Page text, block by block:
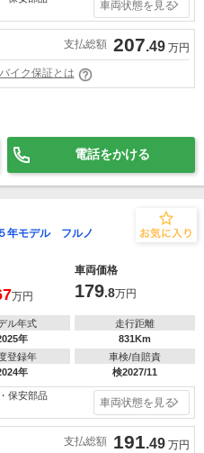
車両状態を見る
支払総額 207.49 万円
イク保証とは
電話をかける
年モデル フルノ
車両価格
万円 179.8万円
ル年式
年
走行距離
831Km
登録年
年
車検/自賠責
検2027/11
保安部品
車両状態を見る
支払総額 191.49 万円